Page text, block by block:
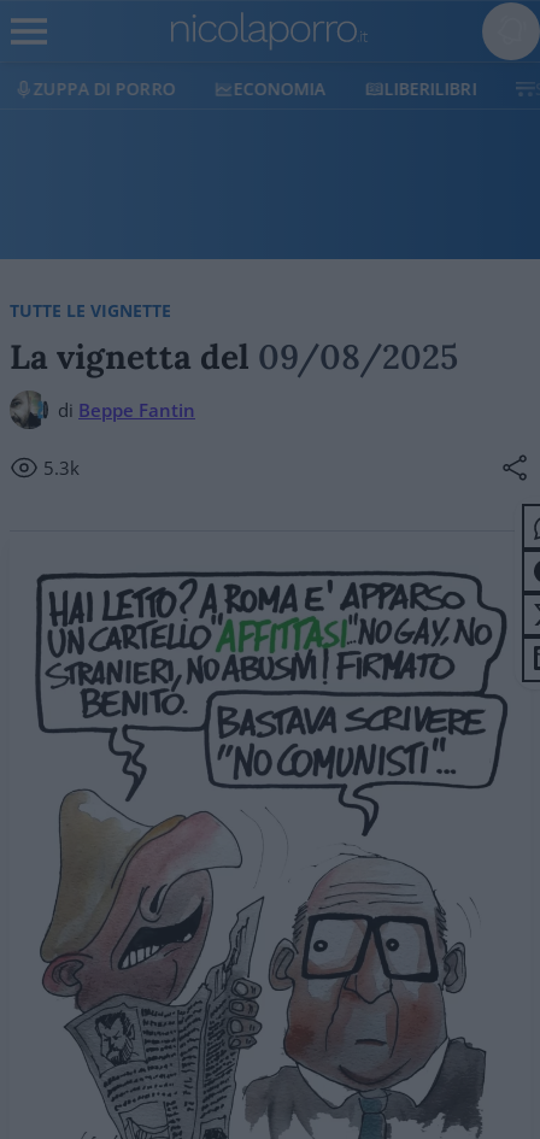
ECONOMIA LIBERILIBRI SHOP SOSTIENICI
TUTTE LE VIGNETTE
La vignetta del 09/08/2025
di Beppe Fantin
5.3k